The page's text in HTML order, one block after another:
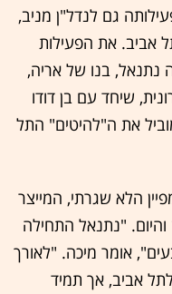
גם לנדל"ן מניב,
אביב. את הפעילות
נתנאל, בנו של אריה,
שיחד עם בן דודו
את ה"להיטים" התל
הלא שגרתי, המייצר
והיום. "נתנאל התחילה
אומר מיכה. "לאורך
אביב, אך תמיד